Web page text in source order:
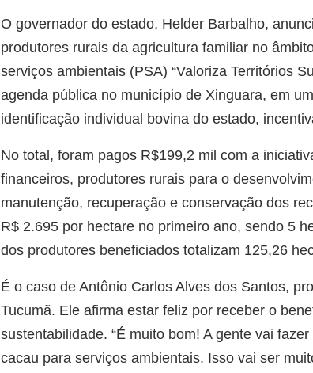
O governador do estado, Helder Barbalho,
produtores rurais da agricultura familiar no
serviços ambientais (PSA) “Valoriza Territórios
agenda pública no município de Xinguara, em
identificação individual bovina do estado,
No total, foram pagos R$199,2 mil com a
financeiros, produtores rurais para o
manutenção, recuperação e conservação dos
R$ 2.695 por hectare no primeiro ano, sendo 5
dos produtores beneficiados totalizam 125,26
É o caso de Antônio Carlos Alves dos Santos,
Tucumã. Ele afirma estar feliz por receber o
sustentabilidade. “É muito bom! A gente vai
cacau para serviços ambientais. Isso vai ser